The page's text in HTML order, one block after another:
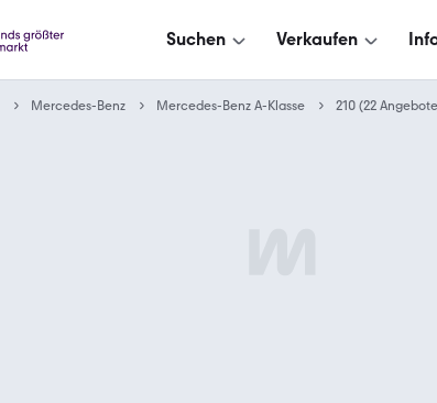
Suchen Verkaufen
Mercedes-Benz Mercedes-Benz A-Klasse 210 (22